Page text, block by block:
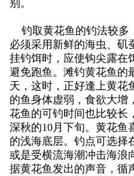
别。
钓取黄花鱼的钓法较多
必须采用新鲜的海虫、矶
挂钓饵时，应使钩尖露在
避免跑鱼。滩钓黄花鱼的
天，这时，正好逢上黄花
的鱼身体虚弱，食欲大增
花鱼的可钓时间也比较长
深秋的10月下旬。黄花鱼
的浅海底层。钓点可选择
或是受横流海潮冲击海浪
据黄花鱼发出的声音，循